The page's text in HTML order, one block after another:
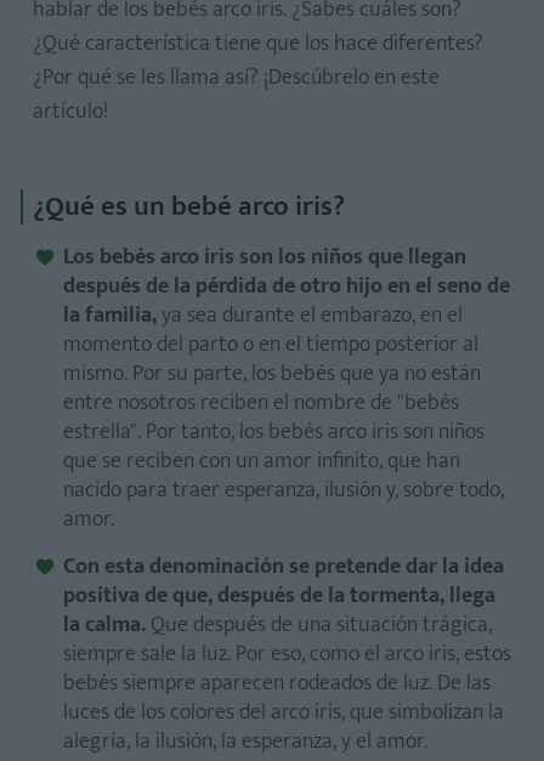
Un regalo de esperanza
Niños rodeados de luz
¡Celébralo, vívelo y disfrútalo!
hablar de los bebés arco iris. ¿Sabes cuáles son?
¿Qué característica tiene que los hace diferentes?
¿Por qué se les llama así? ¡Descúbrelo en este
artículo!
¿Qué es un bebé arco iris?
Los bebés arco iris son los niños que llegan
después de la pérdida de otro hijo en el seno de
la familia,ya sea durante el embarazo, en el
momento del parto o en el tiempo posterior al
mismo. Por su parte, los bebés que ya no están
entre nosotros reciben el nombre de "bebés
estrella". Por tanto, los bebés arco iris son niños
que se reciben con un amor infinito, que han
nacido para traer esperanza, ilusión y, sobre todo,
amor.
Con esta denominación se pretende dar la idea
positiva de que, después de la tormenta, llega
la calma.Que después de una situación trágica,
siempre sale la luz. Por eso, como el arco iris, estos
bebés siempre aparecen rodeados de luz. De las
luces de los colores del arco iris, que simbolizan la
alegría, la ilusión, la esperanza, y el amor.